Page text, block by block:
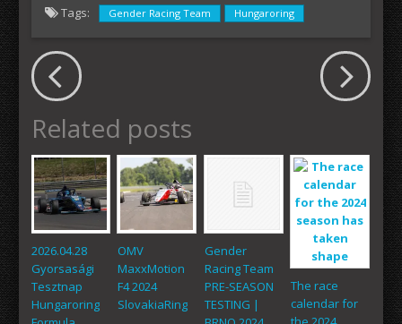
Tags: Gender Racing Team Hungaroring
Related posts
2026.04.28
Gyorsasági
Tesztnap
Hungaroring
OMV
MaxxMotion
F4 2024
SlovakiaRing
Gender
Racing Team
PRE-SEASON
TESTING |
The race
calendar for